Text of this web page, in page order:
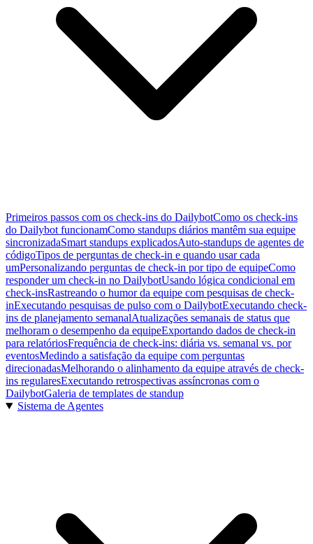
Primeiros passos com os check-ins do DailybotComo os check-ins
do Dailybot funcionamComo standups diários mantêm sua equipe
sincronizadaSmart standups explicadosAuto-standups de agentes de
códigoTipos de perguntas de check-in e quando usar cada
umPersonalizando perguntas de check-in por tipo de equipeComo
responder um check-in no DailybotUsando lógica condicional em
check-insRastreando o humor da equipe com pesquisas de check-
inExecutando pesquisas de pulso com o DailybotExecutando check-
ins de planejamento semanalAtualizações semanais de status que
melhoram o desempenho da equipeExportando dados de check-in
para relatóriosFrequência de check-ins: diária vs. semanal vs. por
eventosMedindo a satisfação da equipe com perguntas
direcionadasMelhorando o alinhamento da equipe através de check-
ins regularesExecutando retrospectivas assíncronas com o
DailybotGaleria de templates de standup
Sistema de Agentes